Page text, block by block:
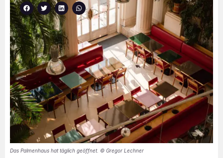
Das Palmenhaus hat täglich geöffnet. © Gregor Lechner